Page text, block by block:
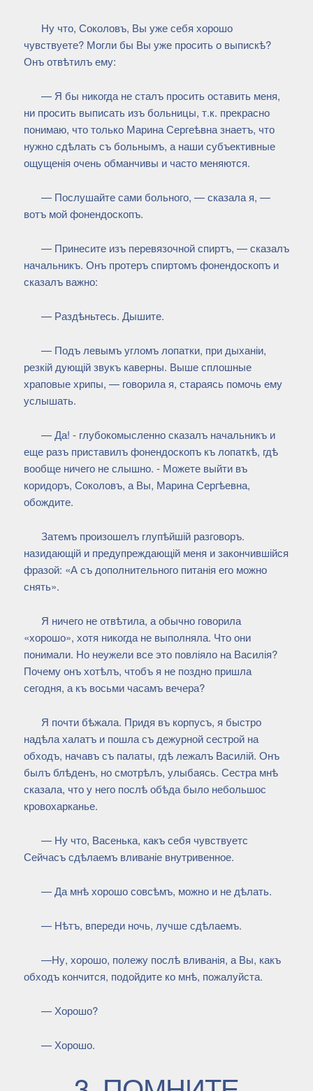
Ну что, Соколовъ, Вы уже себя хорошо
чувствуете? Могли бы Вы уже просить о выпискѣ?
Онъ отвѣтилъ ему:
— Я бы никогда не сталъ просить оставить меня,
ни просить выписать изъ больницы, т.к. прекрасно
понимаю, что только Марина Сергеѣвна знаетъ, что
нужно сдѣлать съ больнымъ, а наши субъективные
ощущенія очень обманчивы и часто меняются.
— Послушайте сами больного, — сказала я, —
вотъ мой фонендоскопъ.
— Принесите изъ перевязочной спиртъ, — сказалъ
начальникъ. Онъ протеръ спиртомъ фонендоскопъ и
сказалъ важно:
— Раздѣньтесь. Дышите.
— Подъ левымъ угломъ лопатки, при дыханіи,
резкій дующій звукъ каверны. Выше сплошные
храповые хрипы, — говорила я, стараясь помочь ему
услышать.
— Да! - глубокомысленно сказалъ начальникъ и
еще разъ приставилъ фонендоскопъ къ лопаткѣ, гдѣ
вообще ничего не слышно. - Можете выйти въ
коридоръ, Соколовъ, а Вы, Марина Сергѣевна,
обождите.
Затемъ произошелъ глупѣйшій разговоръ.
назидающій и предупреждающій меня и закончившійся
фразой: «А съ дополнительного питанія его можно
снять».
Я ничего не отвѣтила, а обычно говорила
«хорошо», хотя никогда не выполняла. Что они
понимали. Но неужели все это повліяло на Василія?
Почему онъ хотѣлъ, чтобъ я не поздно пришла
сегодня, а къ восьми часамъ вечера?
Я почти бѣжала. Придя въ корпусъ, я быстро
надѣла халатъ и пошла съ дежурной сестрой на
обходъ, начавъ съ палаты, гдѣ лежалъ Василій. Онъ
былъ блѣденъ, но смотрѣлъ, улыбаясь. Сестра мнѣ
сказала, что у него послѣ обѣда было небольшос
кровохарканье.
— Ну что, Васенька, какъ себя чувствуетс
Сейчасъ сдѣлаемъ вливаніе внутривенное.
— Да мнѣ хорошо совсѣмъ, можно и не дѣлать.
— Нѣтъ, впереди ночь, лучше сдѣлаемъ.
—Ну, хорошо, полежу послѣ вливанія, а Вы, какъ
обходъ кончится, подойдите ко мнѣ, пожалуйста.
— Хорошо?
— Хорошо.